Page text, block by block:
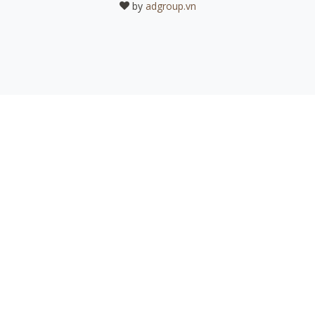
by adgroup.vn